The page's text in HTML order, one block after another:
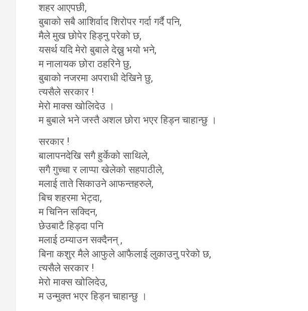
शहर आएपछी,
बुबाको सबै आशिर्वाद शिरोपर गर्दा गर्दै पनि,
मैले मुख छोपेर हिड्नु परेको छ,
यसर्थ यदि मेरो बुबाले देख्नु भयो भने,
म नालायक छोरा ठहरिने छु,
बुबाको नजरमा अपराधी देखिने छु,
त्यसैले सरकार !
मेरो माक्स खोलिदेउ ।
म बुबाले भने जस्तै अशल छोरा भएर हिड्न चाहान्छु ।
सरकार !
बालापनदेखि सगै हुर्केको साथिले,
सगै गुच्चा र लाप्पा खेलेको सहपाठीले,
मलाई ताते सिकाउने आफन्तहरुले,
बिच शहरमा भेट्दा,
म चिनिन सक्दिन,
छेउबाटै हिड्दा पनि
मलाई ठम्याउन सक्दैनन् ,
बिना कशुर मैले आफुले आफैलाई लुकाउनु परेको छ,
त्यसैले सरकार !
मेरो माक्स खोलिदेउ,
म उन्मुक्त भएर हिड्न चाहान्छु ।